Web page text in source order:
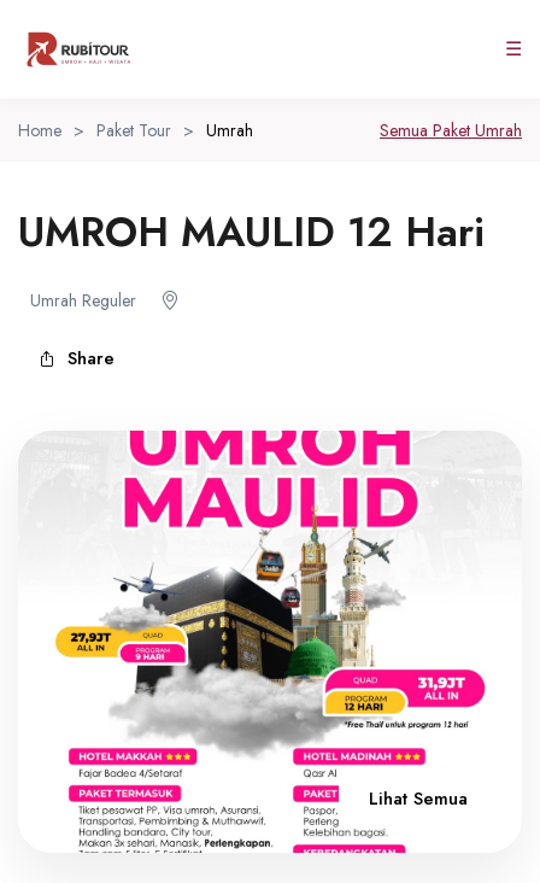
☰
Home > Paket Tour > Umrah Semua Paket Umrah
UMROH MAULID 12 Hari
Umrah Reguler
Share
Lihat Semua